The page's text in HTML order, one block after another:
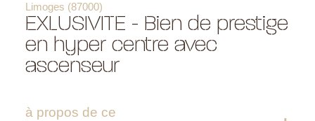
Limoges (87000)
EXLUSIVITE - Bien de prestige
en hyper centre avec
ascenseur
à propos de ce